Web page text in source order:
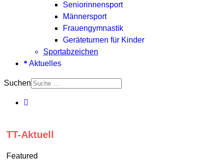
Seniorinnensport
Männersport
Frauengymnastik
Geräteturnen für Kinder
Sportabzeichen
Aktuelles
Suchen
TT-Aktuell
Featured